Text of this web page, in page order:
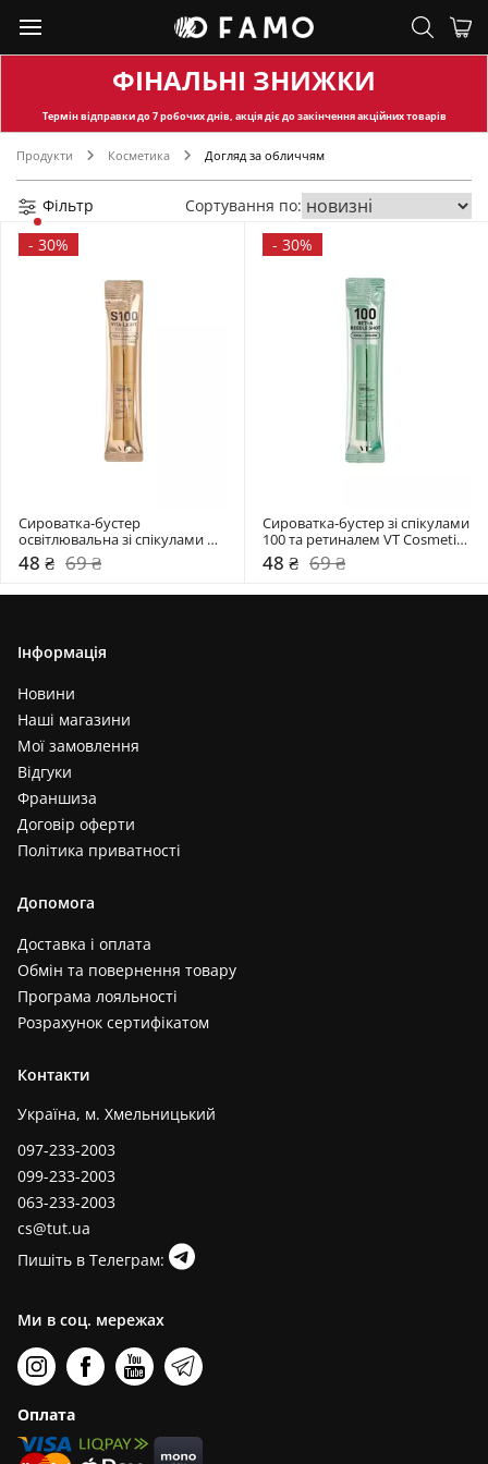
ФІНАЛЬНІ ЗНИЖКИ
Термін відправкидо 7 робочих днів, акція діє до закінчення акційних товарів
Продукти Косметика Догляд за обличчям
Фільтр
Сортування по:
- 30%
Сироватка-бустер
освітлювальна зі спікулами
100 і вітаміном С VT Cosmetics
2 мл
48 ₴ 69 ₴
- 30%
Сироватка-бустер зі спікулами
100 та ретиналем VT Cosmetics
2 мл
48 ₴ 69 ₴
Інформація
Новини
Наші магазини
Мої замовлення
Відгуки
Франшиза
Договір оферти
Політика приватності
Допомога
Доставка і оплата
Обмін та повернення товару
Програма лояльності
Розрахунок сертифікатом
Контакти
Україна, м. Хмельницький
097-233-2003
099-233-2003
063-233-2003
cs@tut.ua
Пишіть в Телеграм:
Ми в соц. мережах
Оплата